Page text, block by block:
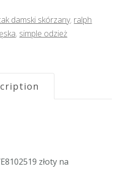
damski skórzany, ralph
, simple odzież
złoty na